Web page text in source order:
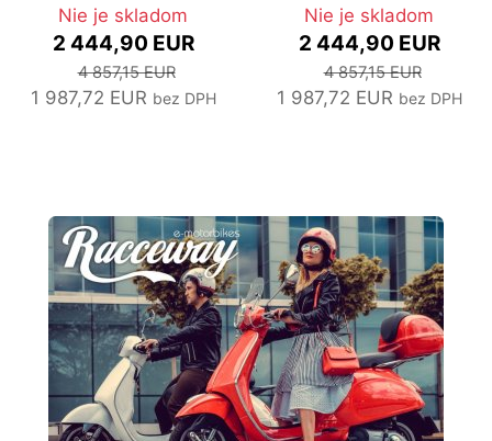
Nie je skladom
2 444,90 EUR
4 857,15 EUR
1 987,72 EUR bez DPH
Nie je skladom
2 444,90 EUR
4 857,15 EUR
1 987,72 EUR bez DPH